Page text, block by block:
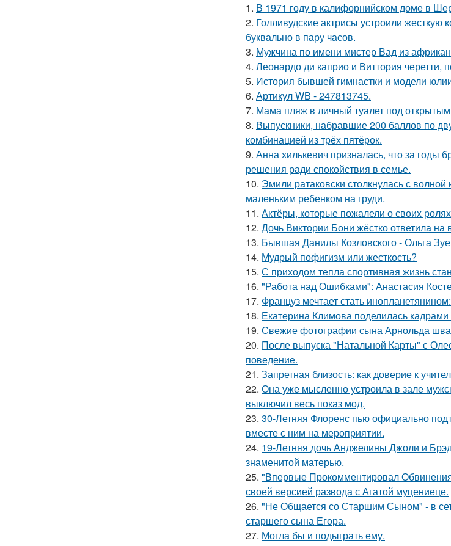
1. В 1971 году в калифорнийском доме в
2. Голливудские актрисы устроили
буквально в пару часов.
3. Мужчина по имени мистер Вад из
4. Леонардо ди каприо и Виттория черетти,
5. История бывшей гимнастки и модели
6. Артикул WB - 247813745.
7. Мама пляж в личный туалет под
8. Выпускники, набравшие 200 баллов по
комбинацией из трёх пятёрок.
9. Анна хилькевич призналась, что за годы
решения ради спокойствия в семье.
10. Эмили ратаковски столкнулась с
маленьким ребенком на груди.
11. Актёры, которые пожалели о своих
12. Дочь Виктории Бони жёстко ответила на
13. Бывшая Данилы Козловского - Ольга
14. Мудрый пофигизм или жесткость?
15. С приходом тепла спортивная жизнь
16. "Работа над Ошибками": Анастасия
17. Француз мечтает стать
18. Екатерина Климова поделилась
19. Свежие фотографии сына Арнольда
20. После выпуска "Натальной Карты" с
поведение.
21. Запретная близость: как доверие к
22. Она уже мысленно устроила в зале
выключил весь показ мод.
23. 30-Летняя Флоренс пью официально
вместе с ним на мероприятии.
24. 19-Летняя дочь Анджелины Джоли и
знаменитой матерью.
25. "Впервые Прокомментировал
своей версией развода с Агатой муцениеце.
26. "Не Общается со Старшим Сыном" - в
старшего сына Егора.
27. Могла бы и подыграть ему.